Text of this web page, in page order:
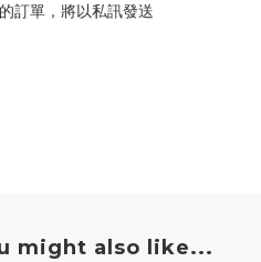
訂單，將以私訊發送
might also like...